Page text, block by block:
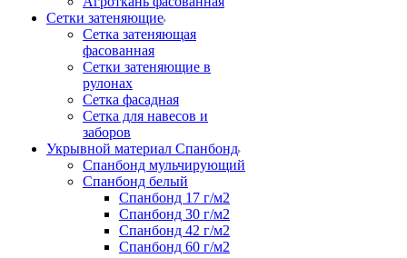
Сетки затеняющие
Сетка затеняющая
фасованная
Сетки затеняющие в
рулонах
Сетка фасадная
Сетка для навесов и
заборов
Укрывной материал Спанбонд
Спанбонд мульчирующий
Спанбонд белый
Спанбонд 17 г/м2
Спанбонд 30 г/м2
Спанбонд 42 г/м2
Спанбонд 60 г/м2